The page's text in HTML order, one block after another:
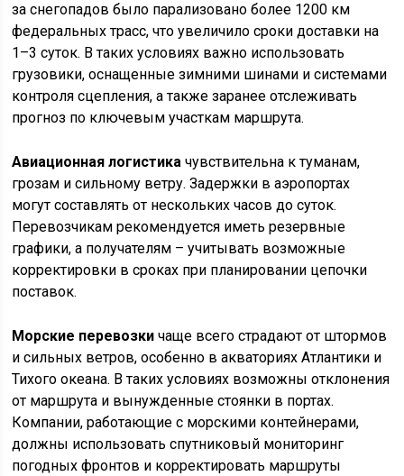
за снегопадов было парализовано более 1200 км
федеральных трасс, что увеличило сроки доставки на
1–3 суток. В таких условиях важно использовать
грузовики, оснащенные зимними шинами и системами
контроля сцепления, а также заранее отслеживать
прогноз по ключевым участкам маршрута.
Авиационная логистика чувствительна к туманам,
грозам и сильному ветру. Задержки в аэропортах
могут составлять от нескольких часов до суток.
Перевозчикам рекомендуется иметь резервные
графики, а получателям – учитывать возможные
корректировки в сроках при планировании цепочки
поставок.
Морские перевозки чаще всего страдают от штормов
и сильных ветров, особенно в акваториях Атлантики и
Тихого океана. В таких условиях возможны отклонения
от маршрута и вынужденные стоянки в портах.
Компании, работающие с морскими контейнерами,
должны использовать спутниковый мониторинг
погодных фронтов и корректировать маршруты